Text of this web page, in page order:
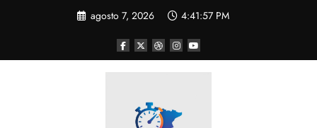
agosto 7, 2026 4:41:57 PM